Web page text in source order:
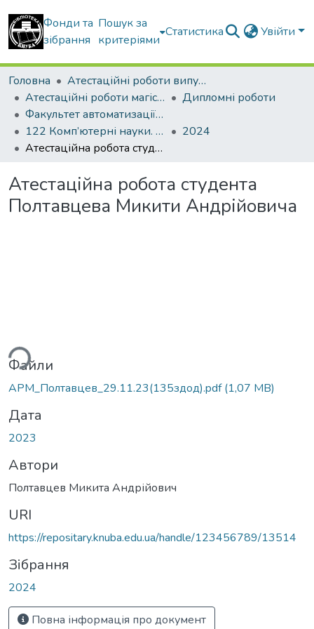
Фонди та
зібрання
Пошук за
критеріями
Статистика Увійти
Головна
Атестаційні роботи випускників
Атестаційні роботи магістрів
Дипломні роботи
Факультет автоматизації і інформаційних технологій
122 Комп’ютерні науки. Управління проектами
2024
Атестаційна робота студента Полтавцева Микити Андрійовича
Атестаційна робота студента
Полтавцева Микити Андрійовича
Файли
АРМ_Полтавцев_29.11.23(135здод).pdf(1,07 MB)
Дата
2023
Автори
Полтавцев Микита Андрійович
URI
https://repositary.knuba.edu.ua/handle/123456789/13514
Зібрання
2024
Повна інформація про документ